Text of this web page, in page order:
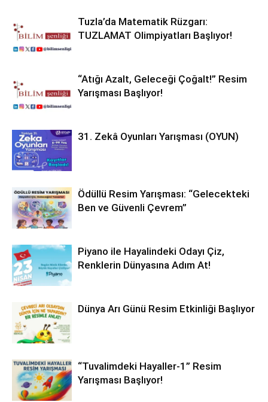
Tuzla’da Matematik Rüzgarı:
TUZLAMAT Olimpiyatları Başlıyor!
“Atığı Azalt, Geleceği Çoğalt!” Resim
Yarışması Başlıyor!
31. Zekâ Oyunları Yarışması (OYUN)
Ödüllü Resim Yarışması: “Gelecekteki
Ben ve Güvenli Çevrem”
Piyano ile Hayalindeki Odayı Çiz,
Renklerin Dünyasına Adım At!
Dünya Arı Günü Resim Etkinliği Başlıyor
“Tuvalimdeki Hayaller-1” Resim
Yarışması Başlıyor!